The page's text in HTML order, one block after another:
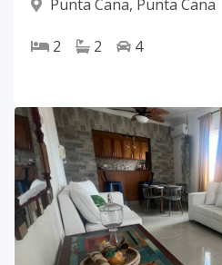
Punta Cana, Punta Cana
2 2 4